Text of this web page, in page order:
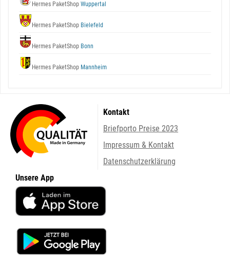
Hermes PaketShop Wuppertal
Hermes PaketShop Bielefeld
Hermes PaketShop Bonn
Hermes PaketShop Mannheim
Kontakt
Briefporto Preise 2023
Impressum & Kontakt
Datenschutzerklärung
Unsere App